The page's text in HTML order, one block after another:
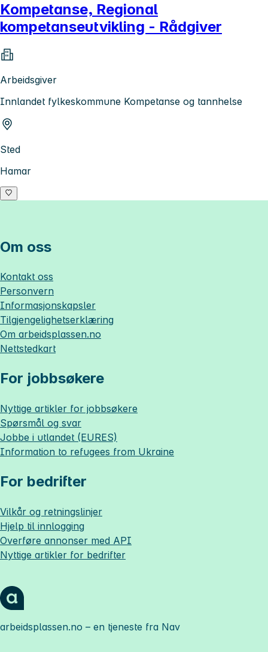
Kompetanse, Regional
kompetanseutvikling - Rådgiver
Arbeidsgiver
Innlandet fylkeskommune Kompetanse og tannhelse
Sted
Hamar
Om oss
Kontakt oss
Personvern
Informasjonskapsler
Tilgjengelighetserklæring
Om arbeidsplassen.no
Nettstedkart
For jobbsøkere
Nyttige artikler for jobbsøkere
Spørsmål og svar
Jobbe i utlandet (EURES)
Information to refugees from Ukraine
For bedrifter
Vilkår og retningslinjer
Hjelp til innlogging
Overføre annonser med API
Nyttige artikler for bedrifter
arbeidsplassen.no – en tjeneste fra Nav